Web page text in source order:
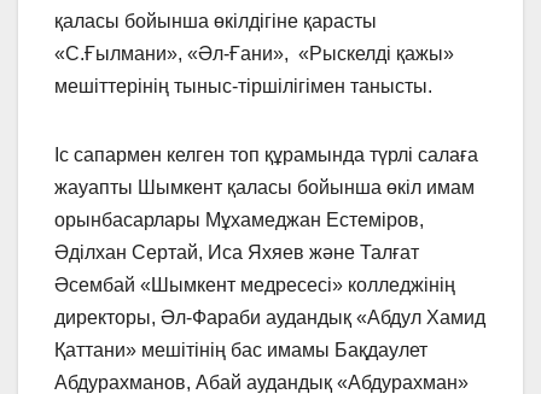
қаласы бойынша өкілдігіне қарасты
«С.Ғылмани», «Әл-Ғани», «Рыскелді қажы»
мешіттерінің тыныс-тіршілігімен танысты.
Іс сапармен келген топ құрамында түрлі салаға
жауапты Шымкент қаласы бойынша өкіл имам
орынбасарлары Мұхамеджан Естеміров,
Әділхан Сертай, Иса Яхяев және Талғат
Әсембай «Шымкент медресесі» колледжінің
директоры, Әл-Фараби аудандық «Абдул Хамид
Қаттани» мешітінің бас имамы Бақдаулет
Абдурахманов, Абай аудандық «Абдурахман»